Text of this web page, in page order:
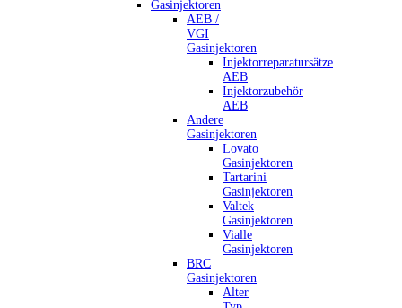
Gasinjektoren
AEB /
VGI
Gasinjektoren
Injektorreparatursätze
AEB
Injektorzubehör
AEB
Andere
Gasinjektoren
Lovato
Gasinjektoren
Tartarini
Gasinjektoren
Valtek
Gasinjektoren
Vialle
Gasinjektoren
BRC
Gasinjektoren
Alter